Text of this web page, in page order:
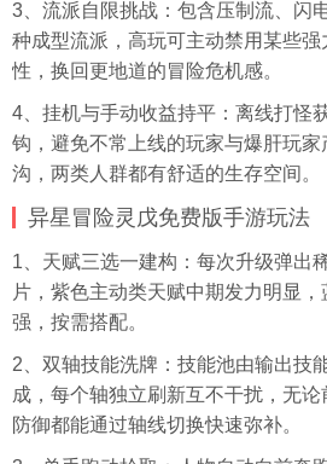
3、流派自限挑战：包含压制流、闪
种成型流派，高玩可主动禁用某些
性，换回更地道的冒险危机感。
4、挂机与手动收益持平：离线打怪
钩，避免不常上线的玩家与爆肝玩
沟，两类人群都有舒适的生存空间。
异星冒险灵戊免费版手游玩法
1、天赋三选一建构：每次升级弹出
片，紫色主动类天赋中期发力明显
强，按需搭配。
2、双轴技能洗牌：技能池由输出技
成，每个轴独立刷新互不干扰，无
防御都能通过轴线切换快速弥补。